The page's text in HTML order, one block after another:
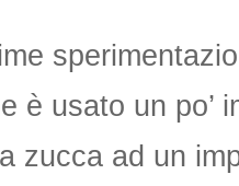
è usato un po’
zucca ad un